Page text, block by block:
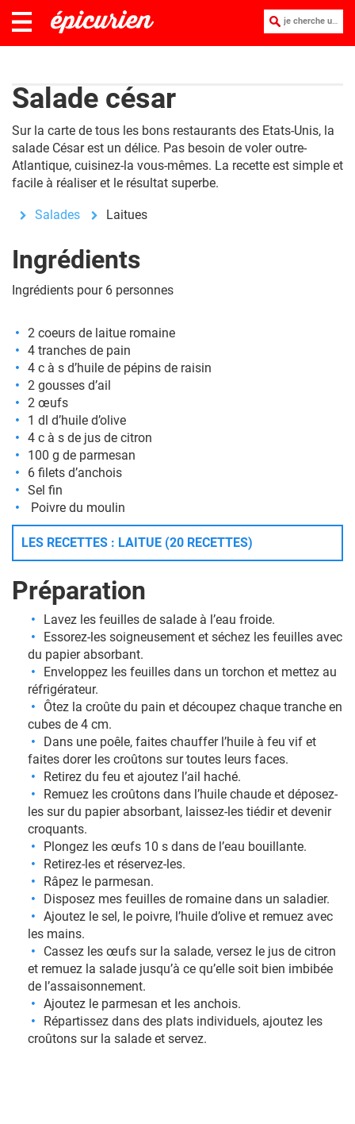
je cherche une recette :
Salade césar
Sur la carte de tous les bons restaurants des Etats-Unis, la
salade César est un délice. Pas besoin de voler outre-
Atlantique, cuisinez-la vous-mêmes. La recette est simple et
facile à réaliser et le résultat superbe.
Salades Laitues
Ingrédients
Ingrédients pour 6 personnes
2 coeurs de laitue romaine
4 tranches de pain
4 c à s d’huile de pépins de raisin
2 gousses d’ail
2 œufs
1 dl d’huile d’olive
4 c à s de jus de citron
100 g de parmesan
6 filets d’anchois
Sel fin
Poivre du moulin
LES RECETTES : LAITUE (20 RECETTES)
Préparation
Lavez les feuilles de salade à l’eau froide.
Essorez-les soigneusement et séchez les feuilles avec
du papier absorbant.
Enveloppez les feuilles dans un torchon et mettez au
réfrigérateur.
Ôtez la croûte du pain et découpez chaque tranche en
cubes de 4 cm.
Dans une poêle, faites chauffer l’huile à feu vif et
faites dorer les croûtons sur toutes leurs faces.
Retirez du feu et ajoutez l’ail haché.
Remuez les croûtons dans l’huile chaude et déposez-
les sur du papier absorbant, laissez-les tiédir et devenir
croquants.
Plongez les œufs 10 s dans de l’eau bouillante.
Retirez-les et réservez-les.
Râpez le parmesan.
Disposez mes feuilles de romaine dans un saladier.
Ajoutez le sel, le poivre, l’huile d’olive et remuez avec
les mains.
Cassez les œufs sur la salade, versez le jus de citron
et remuez la salade jusqu’à ce qu’elle soit bien imbibée
de l’assaisonnement.
Ajoutez le parmesan et les anchois.
Répartissez dans des plats individuels, ajoutez les
croûtons sur la salade et servez.